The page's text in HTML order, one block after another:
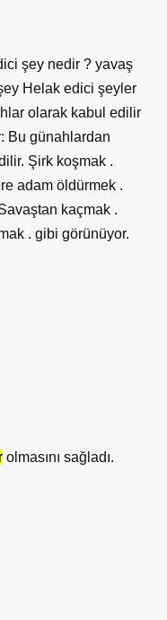
şey nedir ? yavaş
Helak edici şeyler
olarak kabul edilir
Bu günahlardan
Şirk koşmak .
adam öldürmek .
kaçmak .
. gibi görünüyor.
olmasını sağladı.